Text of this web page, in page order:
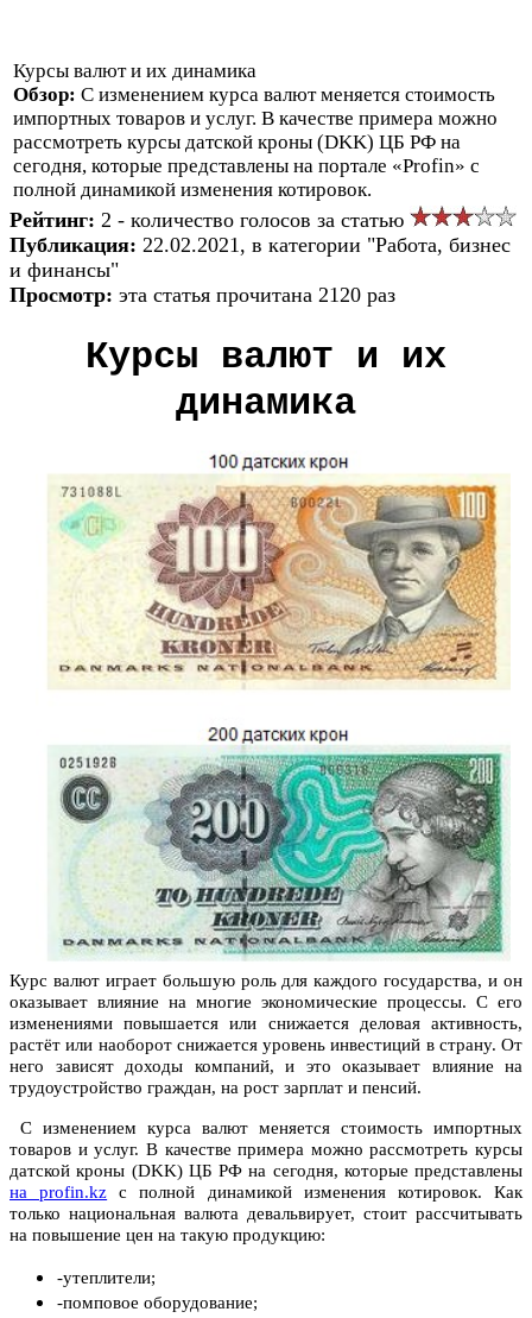
Курсы валют и их динамика
Обзор: С изменением курса валют меняется стоимость
импортных товаров и услуг. В качестве примера можно
рассмотреть курсы датской кроны (DKK) ЦБ РФ на
сегодня, которые представлены на портале «Profin» с
полной динамикой изменения котировок.
Рейтинг: 2 - количество голосов за статью
Публикация: 22.02.2021, в категории "Работа, бизнес
и финансы"
Просмотр: эта статья прочитана 2120 раз
Курсы валют и их
динамика
Курс валют играет большую роль для каждого государства, и он
оказывает влияние на многие экономические процессы. С его
изменениями повышается или снижается деловая активность,
растёт или наоборот снижается уровень инвестиций в страну. От
него зависят доходы компаний, и это оказывает влияние на
трудоустройство граждан, на рост зарплат и пенсий.
С изменением курса валют меняется стоимость импортных
товаров и услуг. В качестве примера можно рассмотреть курсы
датской кроны (DKK) ЦБ РФ на сегодня, которые представлены
на profin.kz с полной динамикой изменения котировок. Как
только национальная валюта девальвирует, стоит рассчитывать
на повышение цен на такую продукцию:
-утеплители;
-помповое оборудование;